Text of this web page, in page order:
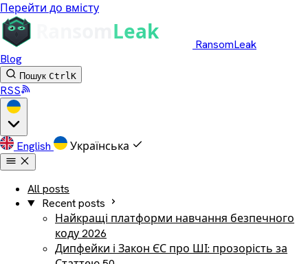
Перейти до вмісту
RansomLeak
Blog
Пошук CtrlK
RSS
English Українська
All posts
Recent posts
Найкращі платформи навчання безпечного
коду 2026
Дипфейки і Закон ЄС про ШІ: прозорість за